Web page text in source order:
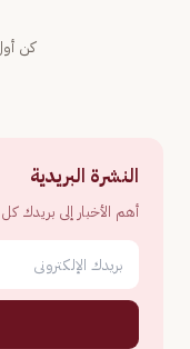
كن
النشرة البريدية
أهم الأخبار إلى بريدك